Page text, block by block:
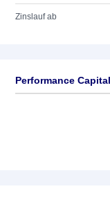
Zinslauf ab
Performance